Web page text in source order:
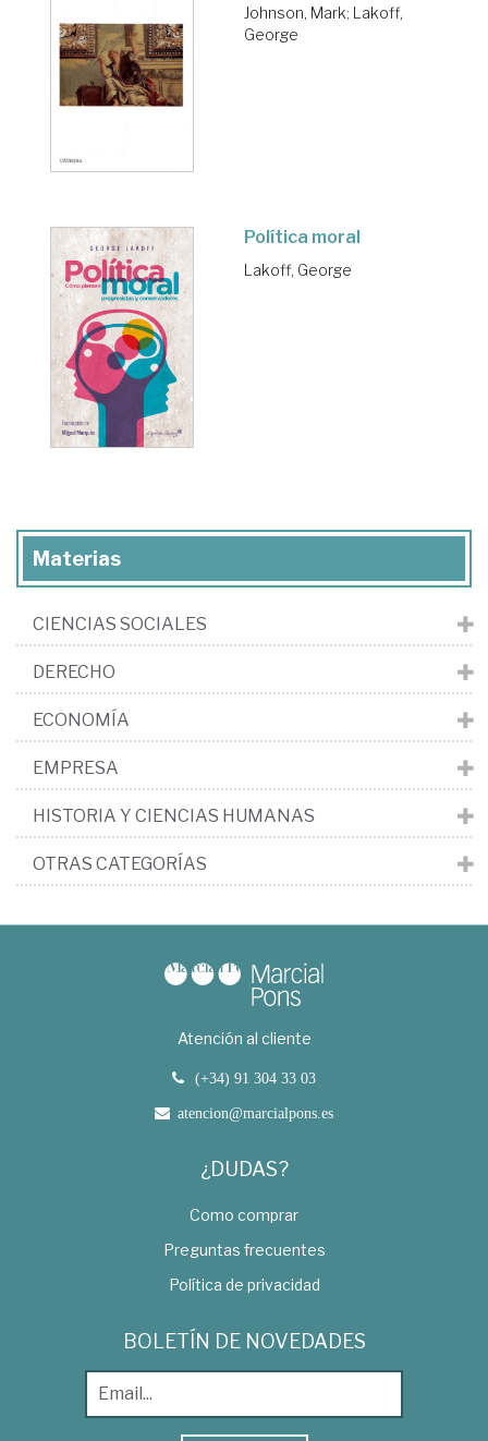
Johnson, Mark; Lakoff,
George
Política moral
Lakoff, George
Materias
CIENCIAS SOCIALES
DERECHO
ECONOMÍA
EMPRESA
HISTORIA Y CIENCIAS HUMANAS
OTRAS CATEGORÍAS
Atención al cliente
(+34) 91 304 33 03
atencion@marcialpons.es
¿DUDAS?
Como comprar
Preguntas frecuentes
Política de privacidad
BOLETÍN DE NOVEDADES